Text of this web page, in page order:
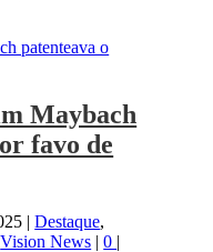
Maybach
favo de
|Destaque,
Vision News |0 |